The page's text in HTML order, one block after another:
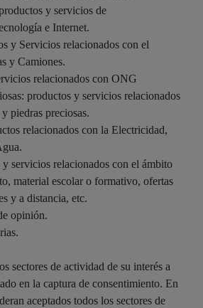
y servicios de
e Internet.
y Servicios relacionados con el
y Camiones.
relacionados con ONG
productos y servicios relacionados
piedras preciosas.
relacionados con la Electricidad,
servicios relacionados con el ámbito
material escolar o formativo, ofertas
y a distancia, etc.
opinión.
sectores de actividad de su interés a
en la captura de consentimiento. En
aceptados todos los sectores de